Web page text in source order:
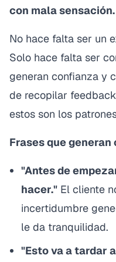
con mala sensación.
No hace falta ser un
Solo hace falta ser
generan confianza y
de recopilar
estos son los
Frases que
"Antes de
hacer." El cliente
incertidumbre
le da tranquilidad.
"Esto va a tardar